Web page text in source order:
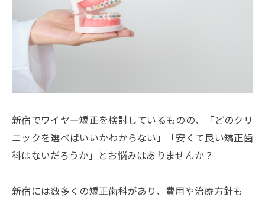
新宿でワイヤー矯正を検討しているものの、「どのクリ
ニックを選べばいいかわからない」「安くて良い矯正歯
科はないだろうか」とお悩みはありませんか？
新宿には数多くの矯正歯科があり、費用や治療方針も